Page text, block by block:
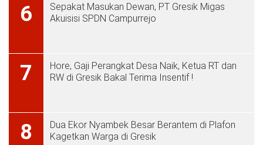
6
Sepakat Masukan Dewan, PT Gresik Migas
Akuisisi SPDN Campurrejo
7
Hore, Gaji Perangkat Desa Naik, Ketua RT dan
RW di Gresik Bakal Terima Insentif !
8
Dua Ekor Nyambek Besar Berantem di Plafon
Kagetkan Warga di Gresik